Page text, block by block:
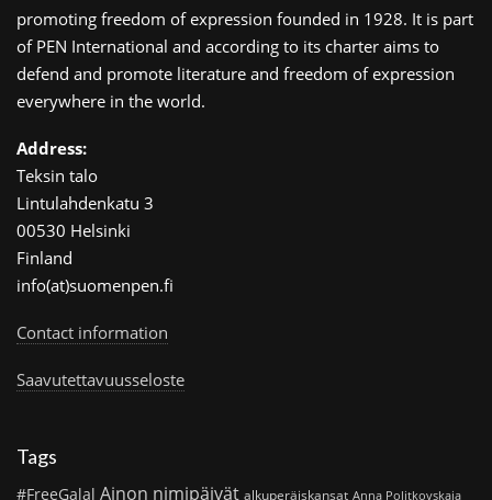
promoting freedom of expression founded in 1928. It is part
of PEN International and according to its charter aims to
defend and promote literature and freedom of expression
everywhere in the world.
Address:
Teksin talo
Lintulahdenkatu 3
00530 Helsinki
Finland
info(at)suomenpen.fi
Contact information
Saavutettavuusseloste
Tags
#FreeGalal Ainon nimipäivät alkuperäiskansat Anna Politkovskaja